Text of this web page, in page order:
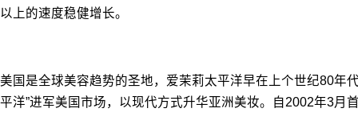
以上的速度稳健增长。
美国是全球美容趋势的圣地，爱茉莉太平洋早在上个世纪80年
平洋”进军美国市场，以现代方式升华亚洲美妆。自2002年3